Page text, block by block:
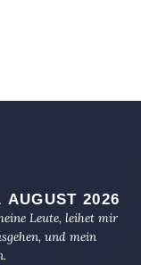
AUGUST 2026
Leute, leihet mir
und mein